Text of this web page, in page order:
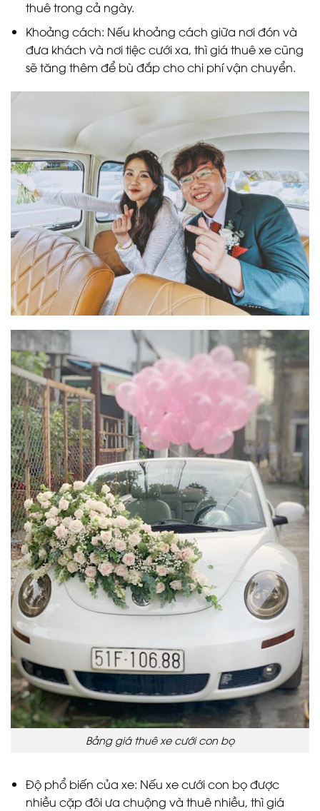
thuê trong cả ngày.
Khoảng cách: Nếu khoảng cách giữa nơi đón và
đưa khách và nơi tiệc cưới xa, thì giá thuê xe cũng
sẽ tăng thêm để bù đắp cho chi phí vận chuyển.
Bảng giá thuê xe cưới con bọ
Độ phổ biến của xe: Nếu xe cưới con bọ được
nhiều cặp đôi ưa chuộng và thuê nhiều, thì giá